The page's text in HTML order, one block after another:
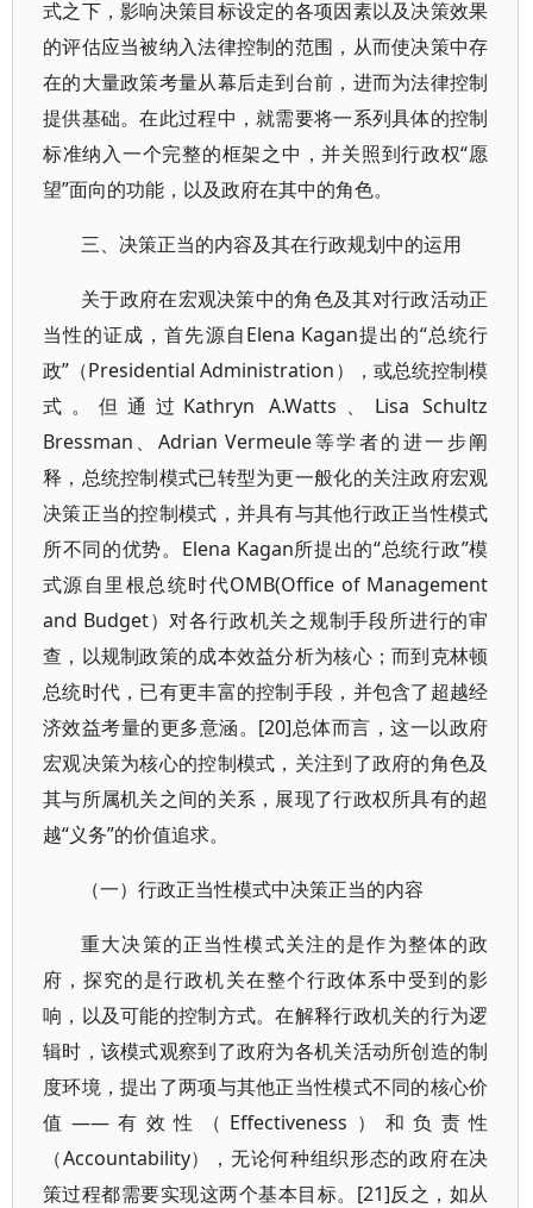
式之下，影响决策目标设定的各项因素以及决策效果
的评估应当被纳入法律控制的范围，从而使决策中存
在的大量政策考量从幕后走到台前，进而为法律控制
提供基础。在此过程中，就需要将一系列具体的控制
标准纳入一个完整的框架之中，并关照到行政权“愿
望”面向的功能，以及政府在其中的角色。
三、决策正当的内容及其在行政规划中的运用
关于政府在宏观决策中的角色及其对行政活动正
当性的证成，首先源自Elena Kagan提出的“总统行
政”（Presidential Administration），或总统控制模
式。但通过Kathryn A.Watts、Lisa Schultz
Bressman、Adrian Vermeule等学者的进一步阐
释，总统控制模式已转型为更一般化的关注政府宏观
决策正当的控制模式，并具有与其他行政正当性模式
所不同的优势。Elena Kagan所提出的“总统行政”模
式源自里根总统时代OMB(Office of Management
and Budget）对各行政机关之规制手段所进行的审
查，以规制政策的成本效益分析为核心；而到克林顿
总统时代，已有更丰富的控制手段，并包含了超越经
济效益考量的更多意涵。[20]总体而言，这一以政府
宏观决策为核心的控制模式，关注到了政府的角色及
其与所属机关之间的关系，展现了行政权所具有的超
越“义务”的价值追求。
（一）行政正当性模式中决策正当的内容
重大决策的正当性模式关注的是作为整体的政
府，探究的是行政机关在整个行政体系中受到的影
响，以及可能的控制方式。在解释行政机关的行为逻
辑时，该模式观察到了政府为各机关活动所创造的制
度环境，提出了两项与其他正当性模式不同的核心价
值——有效性（Effectiveness）和负责性
（Accountability），无论何种组织形态的政府在决
策过程都需要实现这两个基本目标。[21]反之，如从